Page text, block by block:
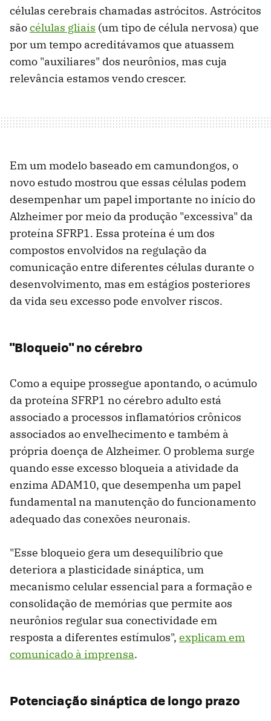
células cerebrais chamadas astrócitos. Astrócitos
sãocélulas gliais (um tipo de célula nervosa) que
por um tempo acreditávamos que atuassem
como "auxiliares" dos neurônios, mas cuja
relevância estamos vendo crescer.
Em um modelo baseado em camundongos, o
novo estudo mostrou que essas células podem
desempenhar um papel importante no início do
Alzheimer por meio da produção "excessiva" da
proteína SFRP1. Essa proteína é um dos
compostos envolvidos na regulação da
comunicação entre diferentes células durante o
desenvolvimento, mas em estágios posteriores
da vida seu excesso pode envolver riscos.
"Bloqueio" no cérebro
Como a equipe prossegue apontando, o acúmulo
da proteína SFRP1 no cérebro adulto está
associado a processos inflamatórios crônicos
associados ao envelhecimento e também à
própria doença de Alzheimer. O problema surge
quando esse excesso bloqueia a atividade da
enzima ADAM10, que desempenha um papel
fundamental na manutenção do funcionamento
adequado das conexões neuronais.
"Esse bloqueio gera um desequilíbrio que
deteriora a plasticidade sináptica, um
mecanismo celular essencial para a formação e
consolidação de memórias que permite aos
neurônios regular sua conectividade em
resposta a diferentes estímulos", explicam em
comunicado à imprensa.
Potenciação sináptica de longo prazo